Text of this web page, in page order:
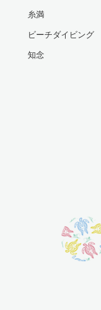
糸満
ビーチダイビング
知念